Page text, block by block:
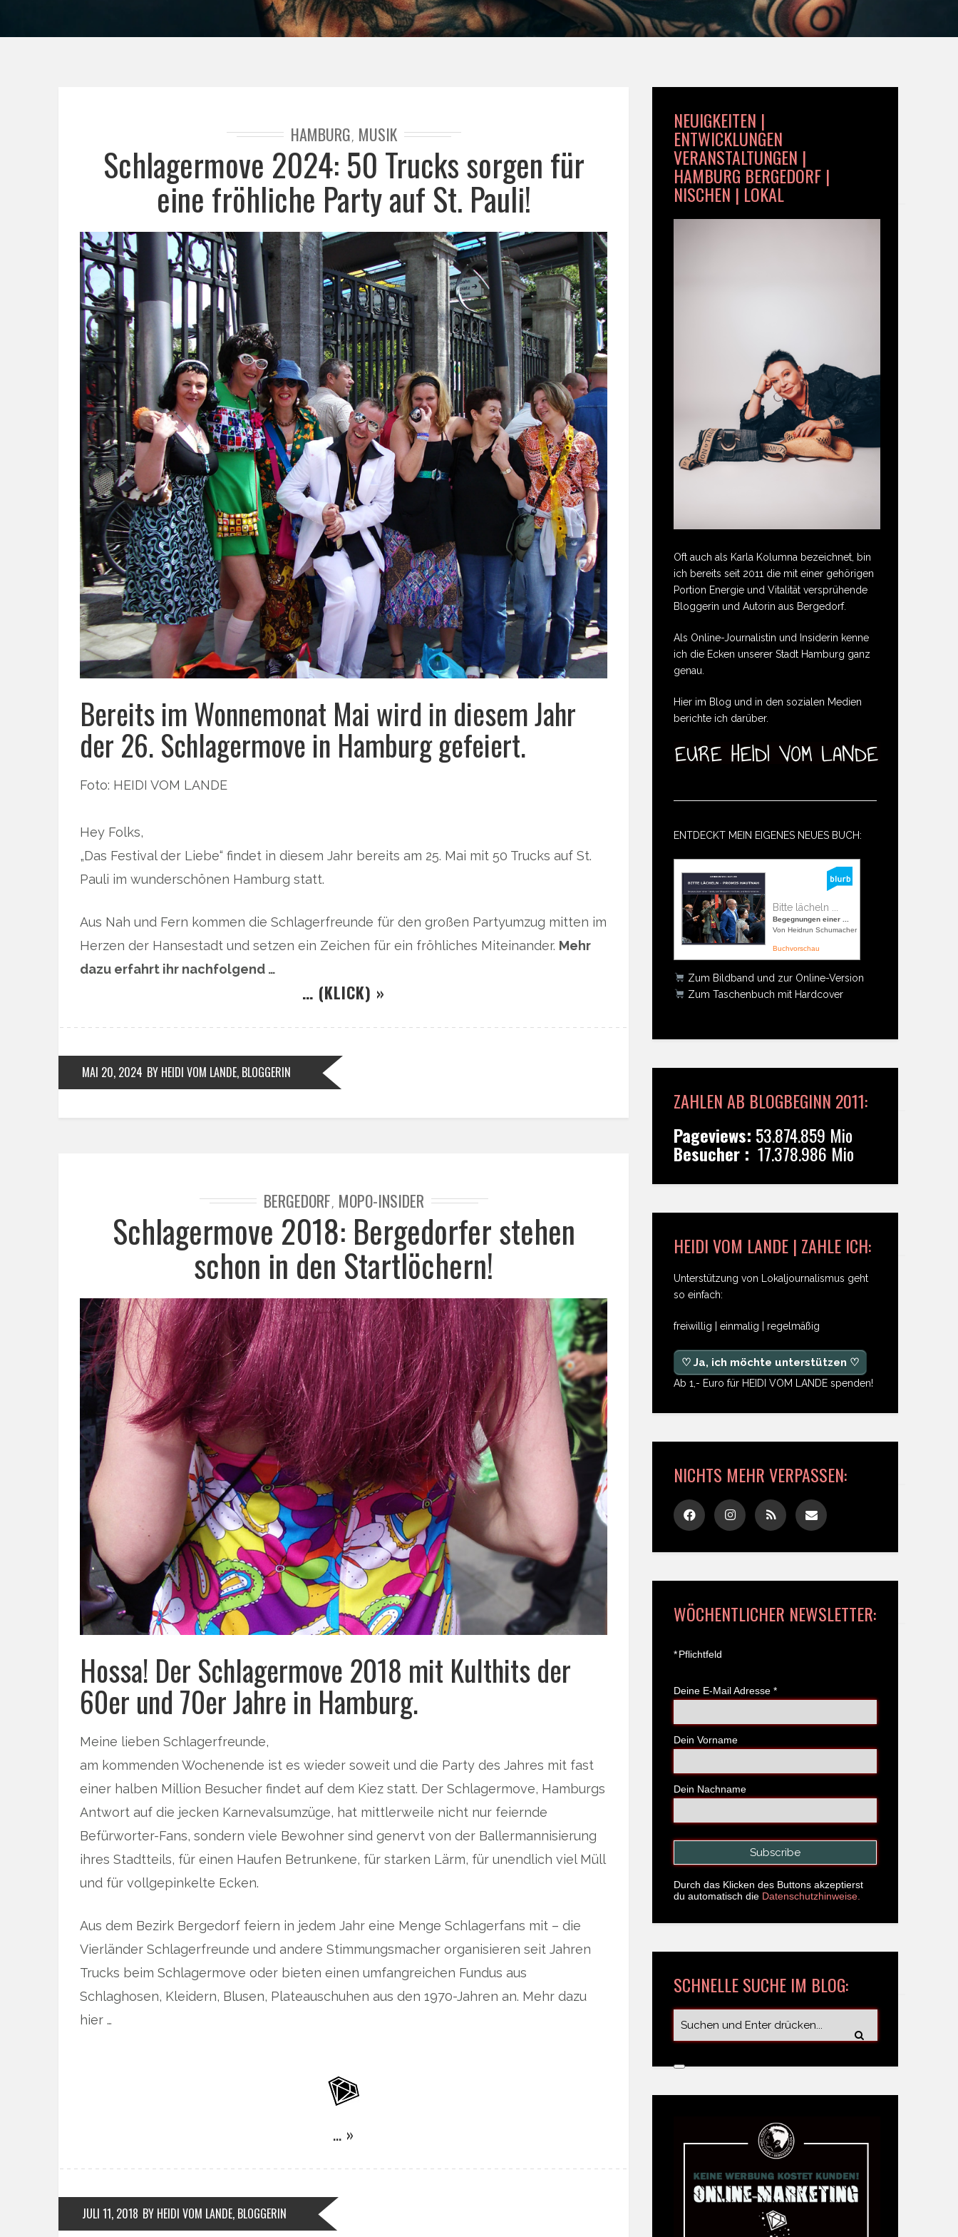
HAMBURG, MUSIK
Schlagermove 2024: 50 Trucks sorgen für
eine fröhliche Party auf St. Pauli!
Bereits im Wonnemonat Mai wird in diesem Jahr
der 26. Schlagermove in Hamburg gefeiert.
Foto: HEIDI VOM LANDE
Hey Folks,
„Das Festival der Liebe“ findet in diesem Jahr bereits am 25. Mai mit 50 Trucks auf St.
Pauli im wunderschönen Hamburg statt.
Aus Nah und Fern kommen die Schlagerfreunde für den großen Partyumzug mitten im
Herzen der Hansestadt und setzen ein Zeichen für ein fröhliches Miteinander. Mehr
dazu erfahrt ihr nachfolgend …
… (KLICK) »
MAI 20, 2024 BY HEIDI VOM LANDE, BLOGGERIN
BERGEDORF, MOPO-INSIDER
Schlagermove 2018: Bergedorfer stehen
schon in den Startlöchern!
Hossa! Der Schlagermove 2018 mit Kulthits der
60er und 70er Jahre in Hamburg.
Meine lieben Schlagerfreunde,
am kommenden Wochenende ist es wieder soweit und die Party des Jahres mit fast
einer halben Million Besucher findet auf dem Kiez statt. Der Schlagermove, Hamburgs
Antwort auf die jecken Karnevalsumzüge, hat mittlerweile nicht nur feiernde
Befürworter-Fans, sondern viele Bewohner sind genervt von der Ballermannisierung
ihres Stadtteils, für einen Haufen Betrunkene, für starken Lärm, für unendlich viel Müll
und für vollgepinkelte Ecken.
Aus dem Bezirk Bergedorf feiern in jedem Jahr eine Menge Schlagerfans mit – die
Vierländer Schlagerfreunde und andere Stimmungsmacher organisieren seit Jahren
Trucks beim Schlagermove oder bieten einen umfangreichen Fundus aus
Schlaghosen, Kleidern, Blusen, Plateauschuhen aus den 1970-Jahren an. Mehr dazu
hier …
… »
JULI 11, 2018 BY HEIDI VOM LANDE, BLOGGERIN
NEUIGKEITEN |
ENTWICKLUNGEN
VERANSTALTUNGEN |
HAMBURG BERGEDORF |
NISCHEN | LOKAL
Oft auch als Karla Kolumna bezeichnet, bin
ich bereits seit 2011 die mit einer gehörigen
Portion Energie und Vitalität versprühende
Bloggerin und Autorin aus Bergedorf.
Als Online-Journalistin und Insiderin kenne
ich die Ecken unserer Stadt Hamburg ganz
genau.
Hier im Blog und in den sozialen Medien
berichte ich darüber.
ENTDECKT MEIN EIGENES NEUES BUCH:
Bitte lächeln ...
Begegnungen einer ...
Von Heidrun Schumacher
Buchvorschau
Zum Bildband und zur Online-Version
Zum Taschenbuch mit Hardcover
ZAHLEN AB BLOGBEGINN 2011:
Pageviews: 53.874.859 Mio
Besucher : 17.378.986 Mio
HEIDI VOM LANDE | ZAHLE ICH:
Unterstützung von Lokaljournalismus geht
so einfach:
freiwillig | einmalig | regelmäßig
♡ Ja, ich möchte unterstützen ♡
Ab 1,- Euro für HEIDI VOM LANDE spenden!
NICHTS MEHR VERPASSEN:
WÖCHENTLICHER NEWSLETTER:
*Pflichtfeld
Deine E-Mail Adresse *
Dein Vorname
Dein Nachname
Durch das Klicken des Buttons akzeptierst
du automatisch die Datenschutzhinweise.
SCHNELLE SUCHE IM BLOG: